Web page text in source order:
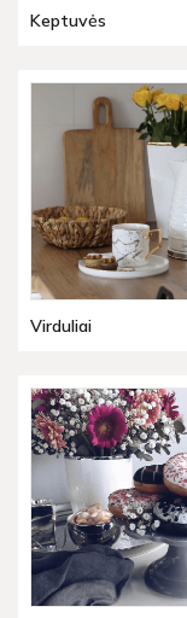
Keptuvės
Virduliai